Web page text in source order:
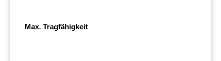
Max. Tragfähigkeit